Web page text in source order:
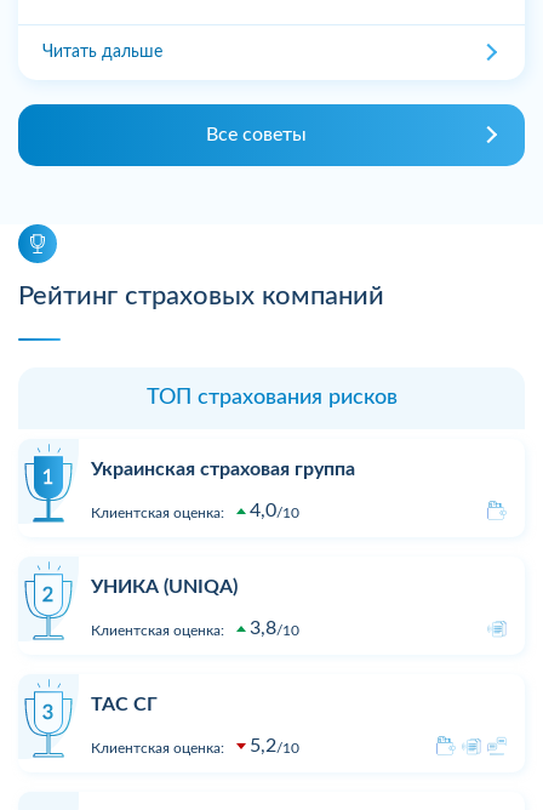
Читать дальше
Все советы
Рейтинг страховых компаний
ТОП страхования рисков
Украинская страховая группа
Клиентская оценка: 4,0 10
УНИКА (UNIQA)
Клиентская оценка: 3,8 10
ТАС СГ
Клиентская оценка: 5,2 10